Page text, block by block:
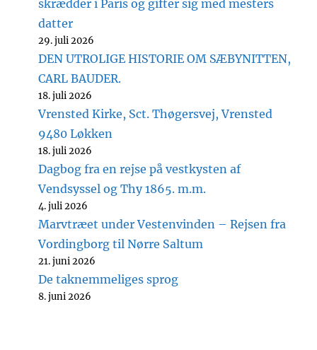
skrædder i Paris og gifter sig med mesters
datter
29. juli 2026
DEN UTROLIGE HISTORIE OM SÆBYNITTEN,
CARL BAUDER.
18. juli 2026
Vrensted Kirke, Sct. Thøgersvej, Vrensted
9480 Løkken
18. juli 2026
Dagbog fra en rejse på vestkysten af
Vendsyssel og Thy 1865. m.m.
4. juli 2026
Marvtræet under Vestenvinden – Rejsen fra
Vordingborg til Nørre Saltum
21. juni 2026
De taknemmeliges sprog
8. juni 2026